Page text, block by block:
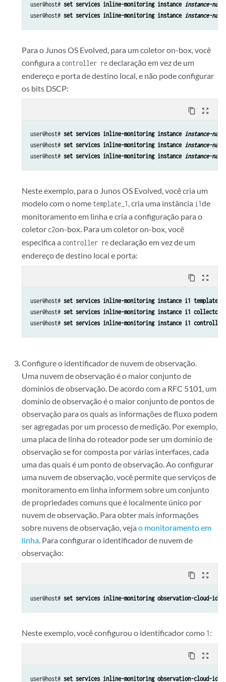
user@host# set services inline-monitoring instance instance-name
user@host# set services inline-monitoring instance instance-name
Para o Junos OS Evolved, para um coletor on-box, você
configura a controller redeclaração em vez de um
endereço e porta de destino local, e não pode configurar
os bits DSCP:
content_copy zoom_out_map
user@host# set services inline-monitoring instance instance-name
user@host# set services inline-monitoring instance instance-name
user@host# set services inline-monitoring instance instance-name
Neste exemplo, para o Junos OS Evolved, você cria um
modelo com o nome template_1, cria uma instância i1de
monitoramento em linha e cria a configuração para o
coletor c2on-box. Para um coletor on-box, você
especifica a controller redeclaração em vez de um
endereço de destino local e porta:
content_copy zoom_out_map
user@host# set services inline-monitoring instance i1 template-
user@host# set services inline-monitoring instance i1 collector
user@host# set services inline-monitoring instance i1
Configure o identificador de nuvem de observação.
Uma nuvem de observação é o maior conjunto de
domínios de observação. De acordo com a RFC 5101, um
domínio de observação é o maior conjunto de pontos de
observação para os quais as informações de fluxo podem
ser agregadas por um processo de medição. Por exemplo,
uma placa de linha do roteador pode ser um domínio de
observação se for composta por várias interfaces, cada
uma das quais é um ponto de observação. Ao configurar
uma nuvem de observação, você permite que serviços de
monitoramento em linha informem sobre um conjunto
de propriedades comuns que é localmente único por
nuvem de observação. Para obter mais informações
sobre nuvens de observação, vejao monitoramento em
linha . Para configurar o identificador de nuvem de
observação:
content_copy zoom_out_map
user@host# set services inline-monitoring observation-cloud-id
Neste exemplo, você configurou o identificador como 1:
content_copy zoom_out_map
user@host# set services inline-monitoring observation-cloud-id 1